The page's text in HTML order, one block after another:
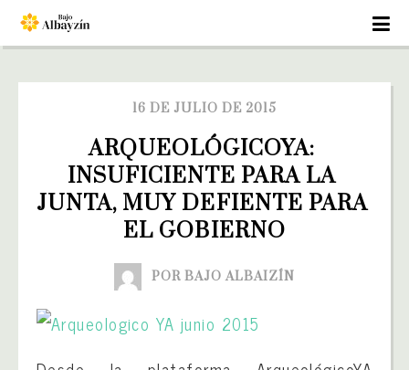
16 DE JULIO DE 2015
ARQUEOLÓGICOYA:
INSUFICIENTE PARA LA
JUNTA, MUY DEFIENTE PARA
EL GOBIERNO
POR BAJO ALBAIZÍN